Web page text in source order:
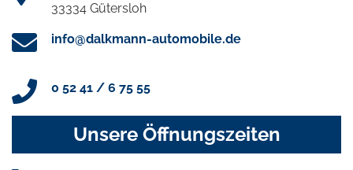
33334 Gütersloh
info@dalkmann-automobile.de
0 52 41 / 6 75 55
Unsere Öffnungszeiten